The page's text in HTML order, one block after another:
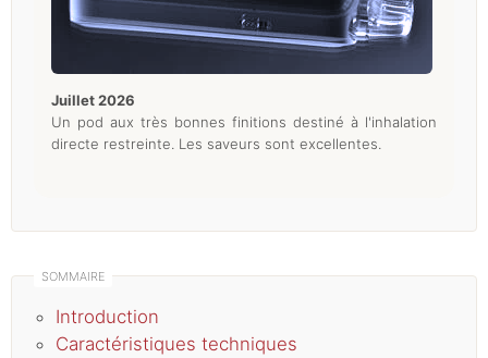
juillet 2026
Un pod aux très bonnes finitions destiné à l'inhalation
directe restreinte. Les saveurs sont excellentes.
Introduction
Caractéristiques techniques